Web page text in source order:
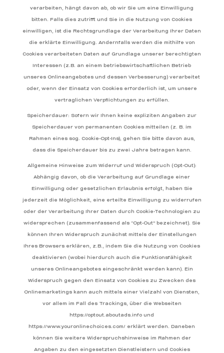
verarbeiten, hängt davon ab, ob wir Sie um eine Einwilligung
bitten. Falls dies zutrifft und Sie in die Nutzung von Cookies
einwilligen, ist die Rechtsgrundlage der Verarbeitung Ihrer Daten
die erklärte Einwilligung. Andernfalls werden die mithilfe von
Cookies verarbeiteten Daten auf Grundlage unserer berechtigten
Interessen (z.B. an einem betriebswirtschaftlichen Betrieb
unseres Onlineangebotes und dessen Verbesserung) verarbeitet
oder, wenn der Einsatz von Cookies erforderlich ist, um unsere
vertraglichen Verpflichtungen zu erfüllen.
Speicherdauer: Sofern wir Ihnen keine expliziten Angaben zur
Speicherdauer von permanenten Cookies mitteilen (z. B. im
Rahmen eines sog. Cookie-Opt-Ins), gehen Sie bitte davon aus,
dass die Speicherdauer bis zu zwei Jahre betragen kann.
Allgemeine Hinweise zum Widerruf und Widerspruch (Opt-Out):
Abhängig davon, ob die Verarbeitung auf Grundlage einer
Einwilligung oder gesetzlichen Erlaubnis erfolgt, haben Sie
jederzeit die Möglichkeit, eine erteilte Einwilligung zu widerrufen
oder der Verarbeitung Ihrer Daten durch Cookie-Technologien zu
widersprechen (zusammenfassend als “Opt-Out” bezeichnet). Sie
können Ihren Widerspruch zunächst mittels der Einstellungen
Ihres Browsers erklären, z.B., indem Sie die Nutzung von Cookies
deaktivieren (wobei hierdurch auch die Funktionsfähigkeit
unseres Onlineangebotes eingeschränkt werden kann). Ein
Widerspruch gegen den Einsatz von Cookies zu Zwecken des
Onlinemarketings kann auch mittels einer Vielzahl von Diensten,
vor allem im Fall des Trackings, über die Webseiten
https://optout.aboutads.info und
https://www.youronlinechoices.com/ erklärt werden. Daneben
können Sie weitere Widerspruchshinweise im Rahmen der
Angaben zu den eingesetzten Dienstleistern und Cookies